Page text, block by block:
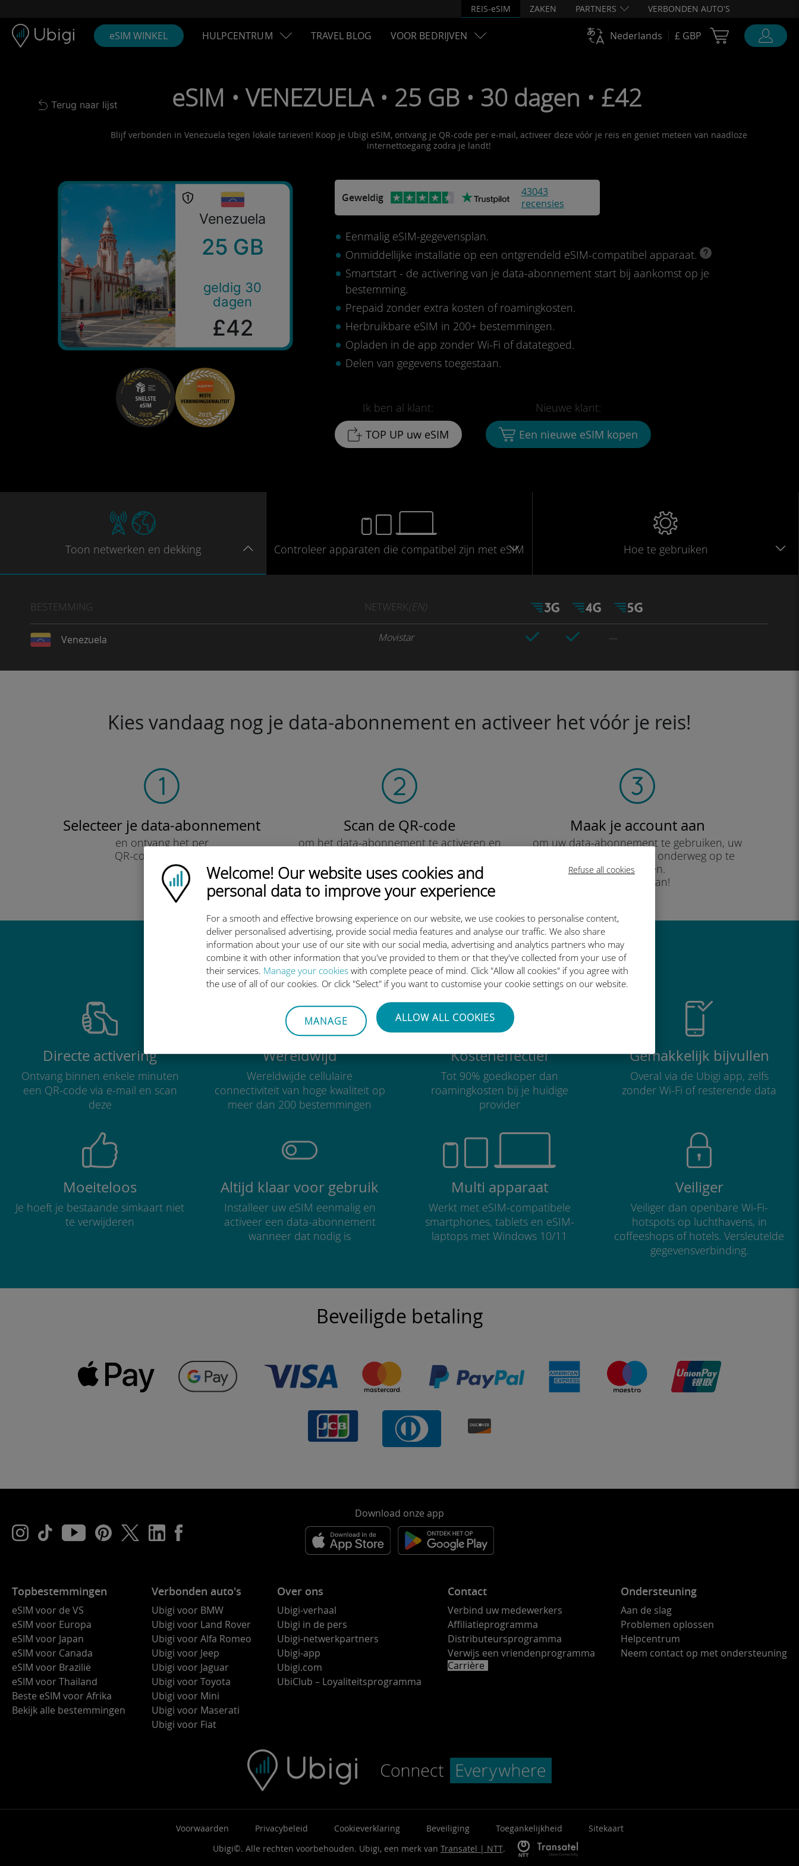
Refuse all cookies
Ubigi logo
Welcome! Our website uses cookies and
personal data to improve your experience
For a smooth and effective browsing experience on our website, we use cookies to personalise content,
deliver personalised advertising, provide social media features and analyse our traffic. We also share
information about your use of our site with our social media, advertising and analytics partners who may
combine it with other information that you've provided to them or that they've collected from your use of
their services. Manage your cookies with complete peace of mind. Click "Allow all cookies" if you agree with
the use of all of our cookies. Or click "Select" if you want to customise your cookie settings on our website.
MANAGE ALLOW ALL COOKIES
REIS-eSIM ZAKEN PARTNERS VERBONDEN AUTO'S
eSIM WINKEL HULPCENTRUM TRAVEL BLOG VOOR BEDRIJVEN Nederlands £ GBP Cart Ubigi
Back to list
Terug naar lijst eSIM • VENEZUELA • 25 GB • 30 dagen • £42
Blijf verbonden in Venezuela tegen lokale tarieven! Koop je Ubigi eSIM, ontvang je QR-code per e-mail, activeer deze vóór je reis en geniet meteen van naadloze
internettoegang zodra je landt!
Venezuela
25 GB
geldig 30
dagen
£42
Geweldig
43043
recensies
Eenmalig eSIM-gegevensplan.
Onmiddellijke installatie op een ontgrendeld eSIM-compatibel apparaat.
Smartstart - de activering van je data-abonnement start bij aankomst op je
bestemming.
Prepaid zonder extra kosten of roamingkosten.
Herbruikbare eSIM in 200+ bestemmingen.
Opladen in de app zonder Wi-Fi of datategoed.
Delen van gegevens toegestaan.
Ik ben al klant:
TOP UP uw eSIM
Nieuwe klant:
Een nieuwe eSIM kopen
Toon netwerken en dekking Controleer apparaten die compatibel zijn met eSIM Hoe te gebruiken
BESTEMMING NETWERK(EN)
Venezuela Movistar
Kies vandaag nog je data-abonnement en activeer het vóór je reis!
Selecteer je data-abonnement
en ontvang het per
QR-code via e-mail.
Snel!
Scan de QR-code
om het data-abonnement te activeren en
Eenvoudig!
Maak je account aan
om uw data-abonnement te gebruiken, uw
saldo te controleren en onderweg op te
waarderen.
Geniet ervan!
Waarom de internationale eSIM van Ubigi zo geweldig is
Directe activering
Ontvang binnen enkele minuten
een QR-code via e-mail en scan
deze
Wereldwijd
Wereldwijde cellulaire
connectiviteit van hoge kwaliteit op
meer dan 200 bestemmingen
Kosteneffectief
Tot 90% goedkoper dan
roamingkosten bij je huidige
provider
Gemakkelijk bijvullen
Overal via de Ubigi app, zelfs
zonder Wi-Fi of resterende data
Moeiteloos
Je hoeft je bestaande simkaart niet
te verwijderen
Altijd klaar voor gebruik
Installeer uw eSIM eenmalig en
activeer een data-abonnement
wanneer dat nodig is
Multi apparaat
Werkt met eSIM-compatibele
smartphones, tablets en eSIM-
laptops met Windows 10/11
Veiliger
Veiliger dan openbare Wi-Fi-
hotspots op luchthavens, in
coffeeshops of hotels. Versleutelde
gegevensverbinding.
Beveiligde betaling
Download onze app
Topbestemmingen
eSIM voor de VS
eSIM voor Europa
eSIM voor Japan
eSIM voor Canada
eSIM voor Brazilië
eSIM voor Thailand
Beste eSIM voor Afrika
Bekijk alle bestemmingen
Verbonden auto's
Ubigi voor BMW
Ubigi voor Land Rover
Ubigi voor Alfa Romeo
Ubigi voor Jeep
Ubigi voor Jaguar
Ubigi voor Toyota
Ubigi voor Mini
Ubigi voor Maserati
Ubigi voor Fiat
Over ons
Ubigi-verhaal
Ubigi in de pers
Ubigi-netwerkpartners
Ubigi-app
Ubigi.com
UbiClub – Loyaliteitsprogramma
Contact
Verbind uw medewerkers
Affiliatieprogramma
Distributeursprogramma
Verwijs een vriendenprogramma
Carrière
Ondersteuning
Aan de slag
Problemen oplossen
Helpcentrum
Neem contact op met ondersteuning
Voorwaarden Privacybeleid Cookieverklaring Beveiliging Toegankelijkheid
Sitekaart
Ubigi©. Alle rechten voorbehouden. Ubigi, een merk van Transatel | NTT.